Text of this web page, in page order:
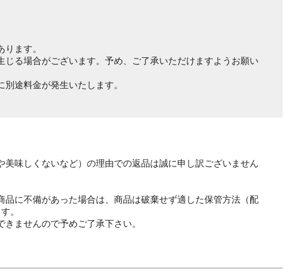
ます。
る場合がございます。予め、ご了承いただけますようお願い
途料金が発生いたします。
味しくないなど）の理由での返品は誠に申し訳ございません
に不備があった場合は、商品は破棄せず適した保管方法（配
。
ませんので予めご了承下さい。